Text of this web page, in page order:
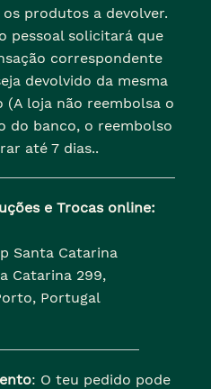
produtos a devolver.
pessoal solicitará que
correspondente
devolvido da mesma
loja não reembolsa o
do banco, o reembolso
até 7 dias..
e Trocas online:
Santa Catarina
Catarina 299,
Portugal
: O teu pedido pode